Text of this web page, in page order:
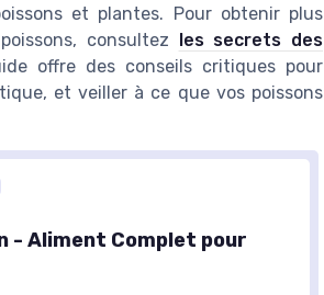
et plantes. Pour obtenir plus
consultez les secrets des
offre des conseils critiques pour
et veiller à ce que vos poissons
- Aliment Complet pour